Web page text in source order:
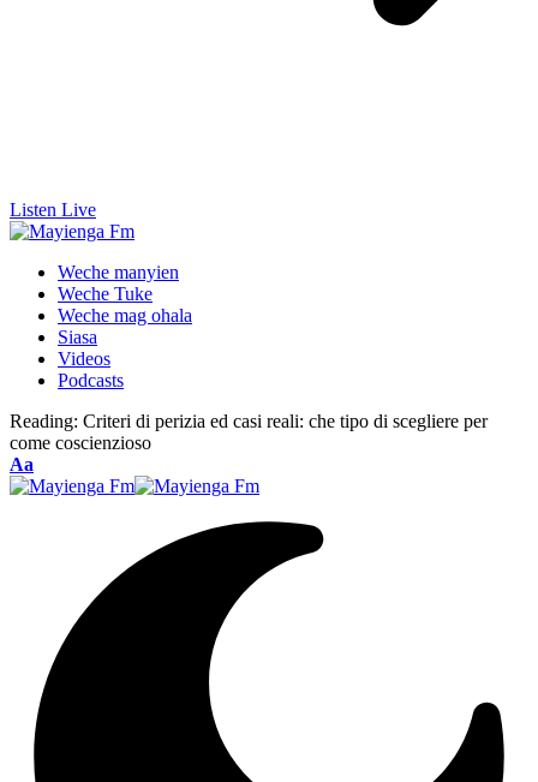
Listen Live
Weche manyien
Weche Tuke
Weche mag ohala
Siasa
Videos
Podcasts
Reading: Criteri di perizia ed casi reali: che tipo di scegliere per
come coscienzioso
Font
Resizer
Aa